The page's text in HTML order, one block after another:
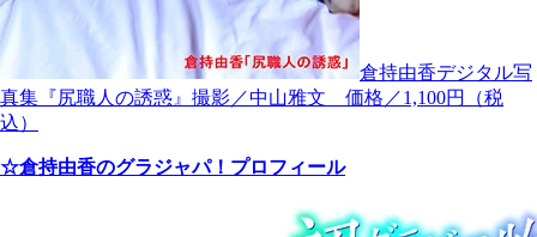
倉持由香デジタル写
真集『尻職人の誘惑』撮影／中山雅文 価格／1,100円（税
込）
☆倉持由香のグラジャパ！プロフィール